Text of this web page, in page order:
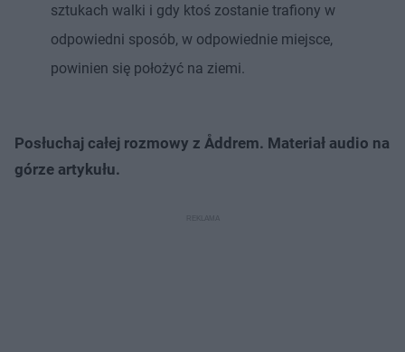
sztukach walki i gdy ktoś zostanie trafiony w
odpowiedni sposób, w odpowiednie miejsce,
powinien się położyć na ziemi.
Posłuchaj całej rozmowy z Åddrem. Materiał audio na
górze artykułu.